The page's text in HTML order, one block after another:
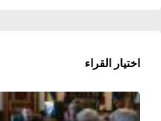
اختيار القراء